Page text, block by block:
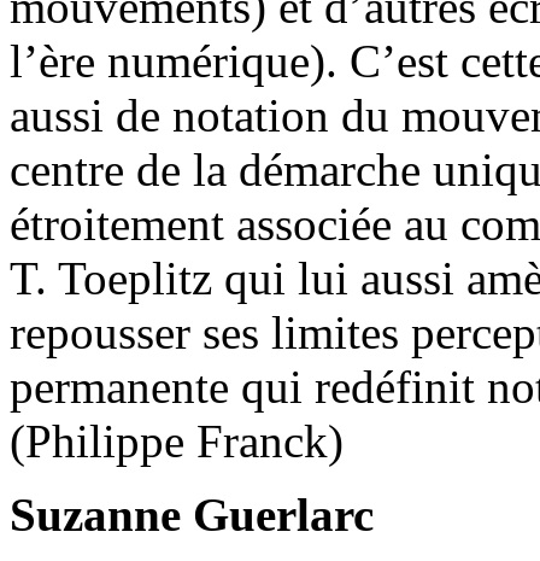
l’ère numérique). C’est
aussi de notation du
centre de la démarche
étroitement associée au
T. Toeplitz qui lui aussi
repousser ses limites
permanente qui redéfinit
(Philippe Franck)
Suzanne Guerlarc